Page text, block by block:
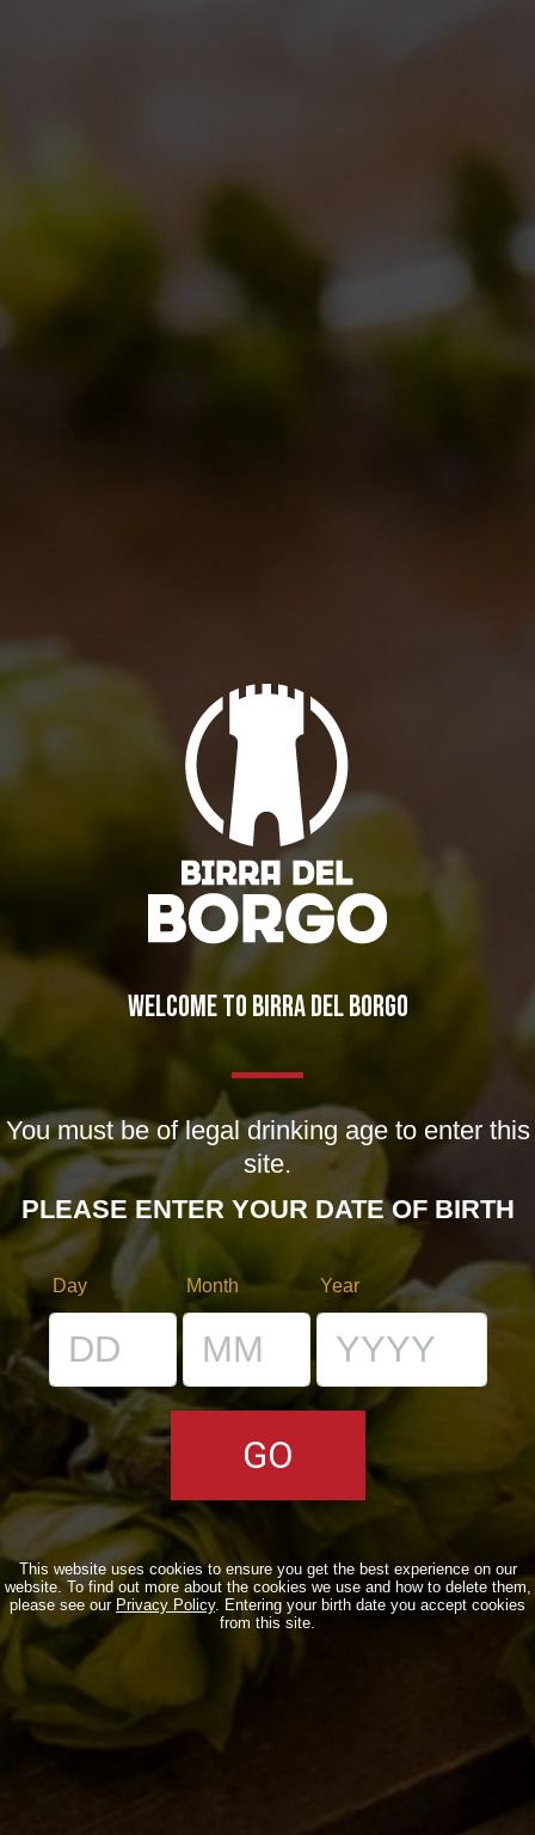
WELCOME TO BIRRA DEL BORGO
You must be of legal drinking age to enter this
site.
PLEASE ENTER YOUR DATE OF BIRTH
Day Month Year
This website uses cookies to ensure you get the best experience on our
website. To find out more about the cookies we use and how to delete them,
please see our Privacy Policy. Entering your birth date you accept cookies
from this site.
DICONO DI NOI | RASSEGNA STAMPA BIRRA DEL BORGO
LE BIRRE
CLASSICHE
STAGIONALI
BIZZARRE
QUOTIDIANE
ACQUISTA BDB ONLINE
C’ERA UNA VOLTA…
LOST & FOUND
I LOCALI
IL BANCONE
MONDO BDB